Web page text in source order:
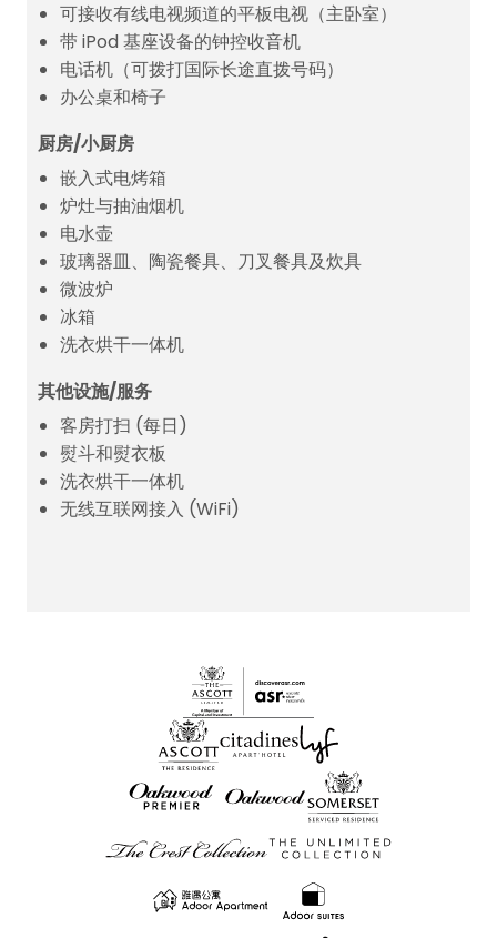
可接收有线电视频道的平板电视（主卧室）
带 iPod 基座设备的钟控收音机
电话机（可拨打国际长途直拨号码）
办公桌和椅子
厨房/小厨房
嵌入式电烤箱
炉灶与抽油烟机
电水壶
玻璃器皿、陶瓷餐具、刀叉餐具及炊具
微波炉
冰箱
洗衣烘干一体机
其他设施/服务
客房打扫 (每日)
熨斗和熨衣板
洗衣烘干一体机
无线互联网接入 (WiFi)